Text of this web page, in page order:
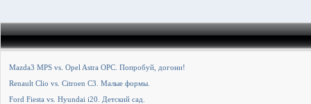
Mazda3 MPS vs. Opel Astra OPC. Попробуй, догони!
Renault Clio vs. Citroen C3. Малые формы.
Ford Fiesta vs. Hyundai i20. Детский сад.